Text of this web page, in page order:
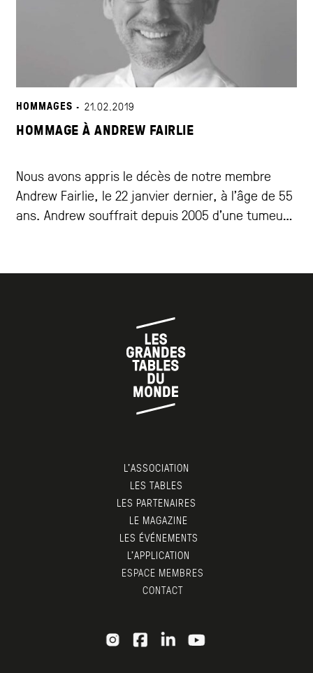
HOMMAGES · 21.02.2019
HOMMAGE À ANDREW FAIRLIE
Nous avons appris le décès de notre membre
Andrew Fairlie, le 22 janvier dernier, à l’âge de 55
ans. Andrew souffrait depuis 2005 d’une tumeur
propriétaire et qu’il avait installé dans l’enceinte
restaurant de 50 couverts avait rencontré le
succès et avait décroché les étoiles au guide
Michelin : la première en 2002, la seconde en
L’ASSOCIATION
LES TABLES
LES PARTENAIRES
LE MAGAZINE
LES ÉVÉNEMENTS
L’APPLICATION
ESPACE MEMBRES
CONTACT